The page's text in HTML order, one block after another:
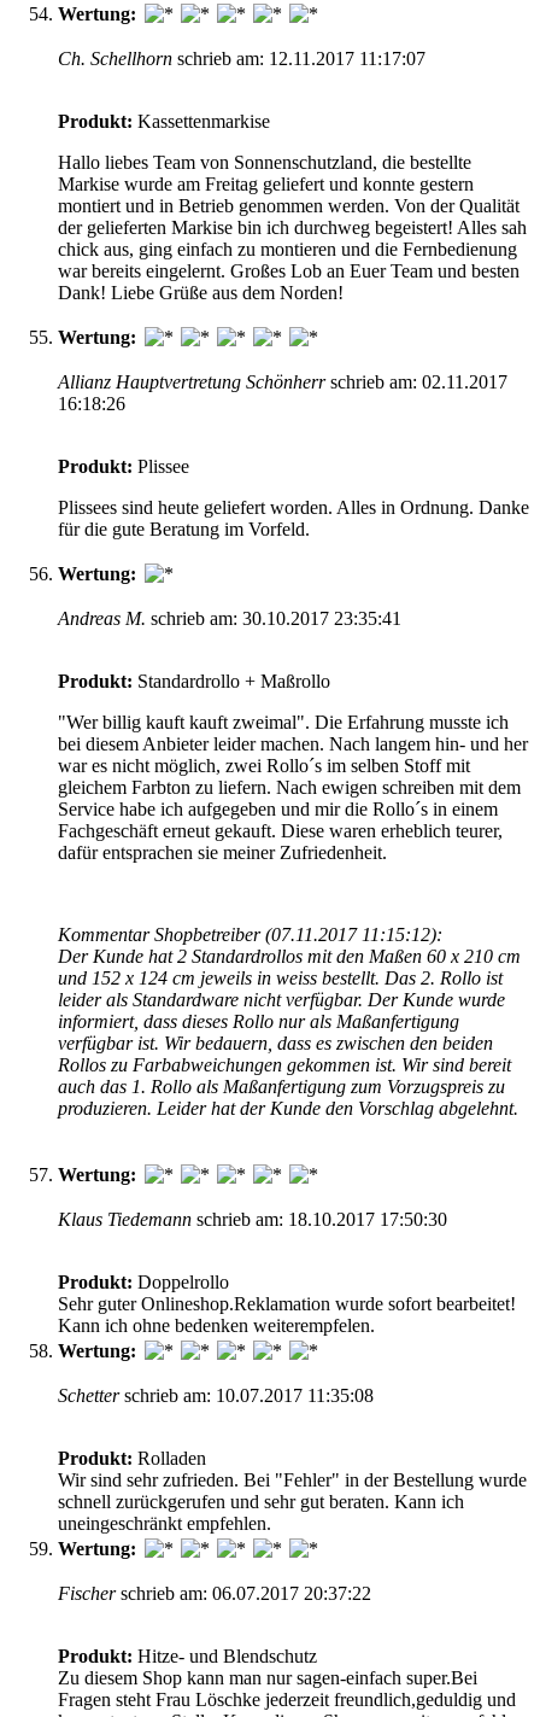
Wertung:
Ch. Schellhorn schrieb am: 12.11.2017 11:17:07
Produkt: Kassettenmarkise
Hallo liebes Team von Sonnenschutzland, die bestellte
Markise wurde am Freitag geliefert und konnte gestern
montiert und in Betrieb genommen werden. Von der Qualität
der gelieferten Markise bin ich durchweg begeistert! Alles sah
chick aus, ging einfach zu montieren und die Fernbedienung
war bereits eingelernt. Großes Lob an Euer Team und besten
Dank! Liebe Grüße aus dem Norden!
Wertung:
Allianz Hauptvertretung Schönherr schrieb am: 02.11.2017
16:18:26
Produkt: Plissee
Plissees sind heute geliefert worden. Alles in Ordnung. Danke
für die gute Beratung im Vorfeld.
Wertung:
Andreas M. schrieb am: 30.10.2017 23:35:41
Produkt: Standardrollo + Maßrollo
"Wer billig kauft kauft zweimal". Die Erfahrung musste ich
bei diesem Anbieter leider machen. Nach langem hin- und her
war es nicht möglich, zwei Rollo´s im selben Stoff mit
gleichem Farbton zu liefern. Nach ewigen schreiben mit dem
Service habe ich aufgegeben und mir die Rollo´s in einem
Fachgeschäft erneut gekauft. Diese waren erheblich teurer,
dafür entsprachen sie meiner Zufriedenheit.
Kommentar Shopbetreiber(07.11.2017 11:15:12):
Der Kunde hat 2 Standardrollos mit den Maßen 60 x 210 cm
und 152 x 124 cm jeweils in weiss bestellt. Das 2. Rollo ist
leider als Standardware nicht verfügbar. Der Kunde wurde
informiert, dass dieses Rollo nur als Maßanfertigung
verfügbar ist. Wir bedauern, dass es zwischen den beiden
Rollos zu Farbabweichungen gekommen ist. Wir sind bereit
auch das 1. Rollo als Maßanfertigung zum Vorzugspreis zu
produzieren. Leider hat der Kunde den Vorschlag abgelehnt.
Wertung:
Klaus Tiedemann schrieb am: 18.10.2017 17:50:30
Produkt: Doppelrollo
Sehr guter Onlineshop.Reklamation wurde sofort bearbeitet!
Kann ich ohne bedenken weiterempfelen.
Wertung:
Schetter schrieb am: 10.07.2017 11:35:08
Produkt: Rolladen
Wir sind sehr zufrieden. Bei "Fehler" in der Bestellung wurde
schnell zurückgerufen und sehr gut beraten. Kann ich
uneingeschränkt empfehlen.
Wertung:
Fischerschrieb am: 06.07.2017 20:37:22
Produkt: Hitze- und Blendschutz
Zu diesem Shop kann man nur sagen-einfach super.Bei
Fragen steht Frau Löschke jederzeit freundlich,geduldig und